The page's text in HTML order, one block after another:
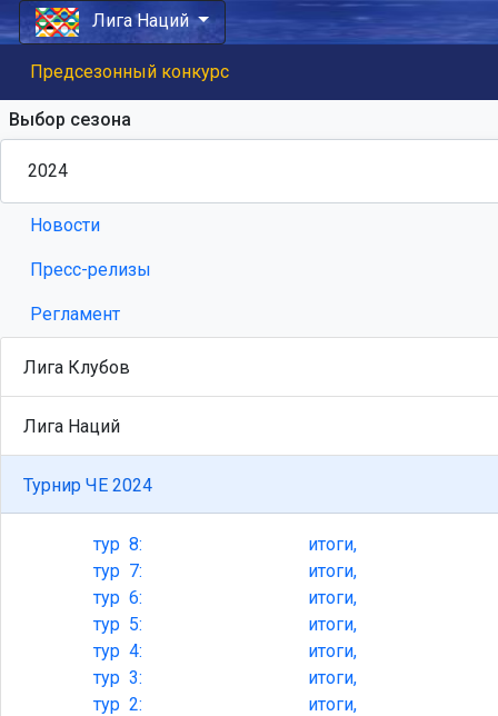
Лига Наций
Предсезонный конкурс
Выбор сезона
Новости
Пресс-релизы
Регламент
Лига Клубов
Лига Наций
Турнир ЧЕ 2024
тур8:
итоги,
тур7:
итоги,
тур6:
итоги,
тур5:
итоги,
тур4:
итоги,
тур3:
итоги,
тур2:
итоги,